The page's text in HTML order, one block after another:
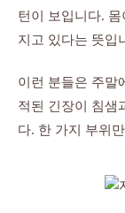
턴이 보입니다.
지고 있다는 뜻입
이런 분들은 주말
적된 긴장이 침샘
다. 한 가지 부위